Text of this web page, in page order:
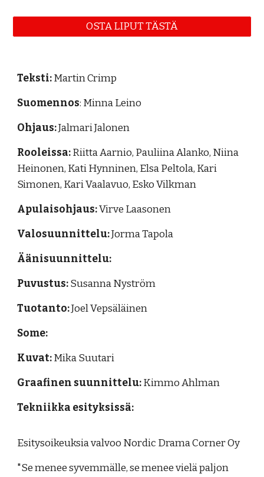
OSTA LIPUT TÄSTÄ
Teksti:Martin Crimp
Suomennos: Minna Leino
Ohjaus:Jalmari Jalonen
Rooleissa:Riitta Aarnio, Pauliina Alanko, Niina
Heinonen, Kati Hynninen, Elsa Peltola, Kari
Simonen, Kari Vaalavuo, Esko Vilkman
Apulaisohjaus:Virve Laasonen
Valosuunnittelu:Jorma Tapola
Äänisuunnittelu:
Puvustus:Susanna Nyström
Tuotanto:Joel Vepsäläinen
Some:
Kuvat:Mika Suutari
Graafinen suunnittelu:Kimmo Ahlman
Tekniikka esityksissä:
Esitysoikeuksia valvoo Nordic Drama Corner Oy
"Se menee syvemmälle, se menee vielä paljon